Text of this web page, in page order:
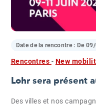
Date de la rencontre : De
Rencontres - New
Lohr sera présent
Des villes et nos